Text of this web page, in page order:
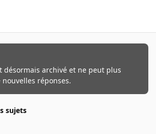
désormais archivé et ne peut plus
nouvelles réponses.
sujets